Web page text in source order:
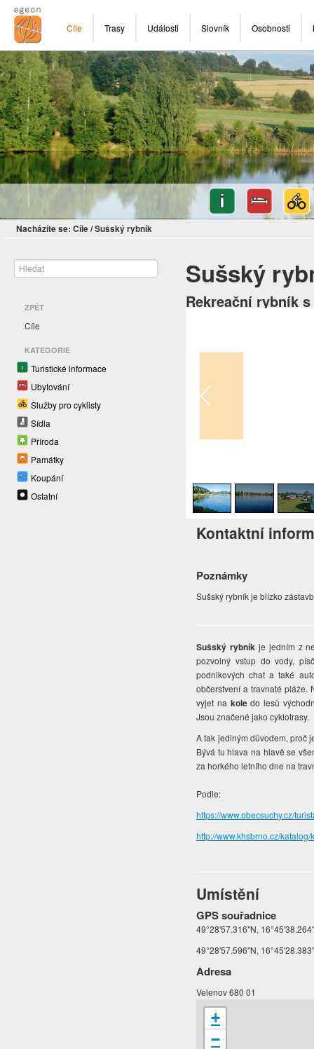
Cíle Trasy Události Slovník Osobnosti
Nacházíte se: Cíle/Sušský rybník
ZPĚT
Cíle
KATEGORIE
Turistické informace
Ubytování
Služby pro cyklisty
Sídla
Příroda
Památky
Koupání
Ostatní
Sušský
Rekreační rybník
Kontaktní
Poznámky
Sušský rybník je blízko
Sušský rybník je jedním z
pozvolný vstup do vody,
podnikových chat a také
občerstvení a travnaté pláže.
vyjet na koledo lesů
Jsou značené jako cyklotrasy.
A tak jediným důvodem, proč
Bývá tu hlava na hlavě se
za horkého letního dne na
Podle:
https://www.obecsuchy.cz/
http://www.khsbrno.cz/
Umístění
GPS souřadnice
49°28'57.316"N,
49°28'57.596"N,
Adresa
Velenov 680 01
+
−